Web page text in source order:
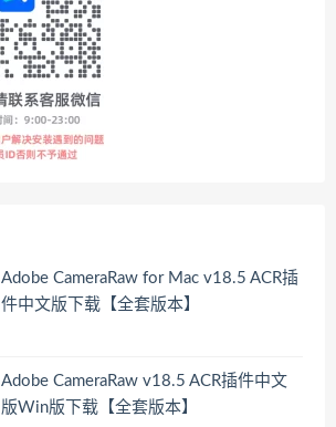
Adobe CameraRaw for Mac v18.5 ACR插
件中文版下载【全套版本】
Adobe CameraRaw v18.5 ACR插件中文
版Win版下载【全套版本】